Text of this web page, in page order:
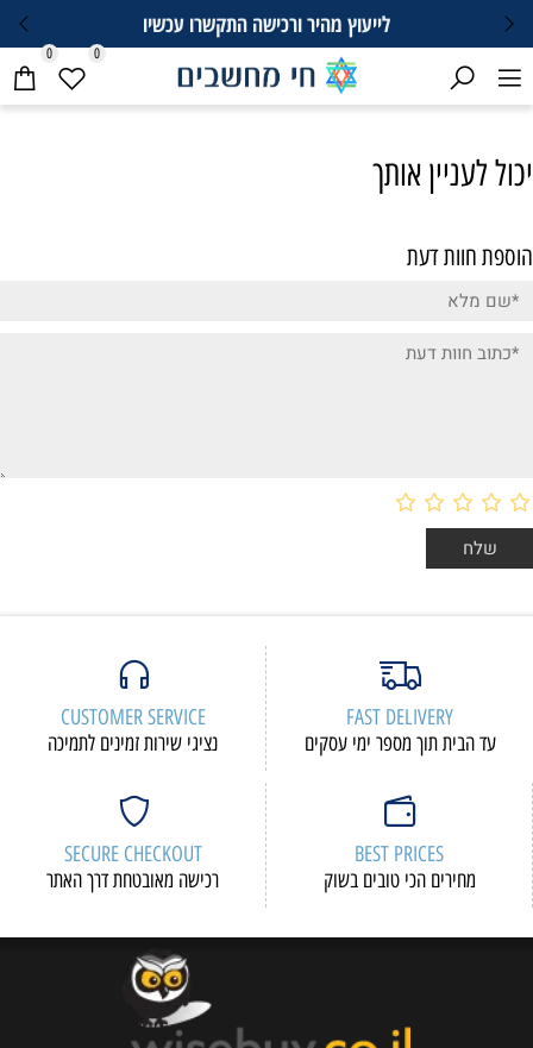
לייעוץ מהיר ורכישה התקשרו עכשיו
0 0
יכול לעניין אותך
הוספת חוות דעת
FAST DELIVERY
עד הבית תוך מספר ימי עסקים
CUSTOMER SERVICE
נציגי שירות זמינים לתמיכה
BEST PRICES
מחירים הכי טובים בשוק
SECURE CHECKOUT
רכישה מאובטחת דרך האתר